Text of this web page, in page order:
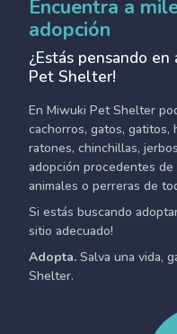
Encuentra a
adopción
¿Estás pensando
Pet Shelter!
En Miwuki Pet Shelter
cachorros, gatos, gatitos,
ratones, chinchillas,
adopción procedentes
animales o perreras de
Si estás buscando
sitio adecuado!
Adopta. Salva una vida,
Shelter.